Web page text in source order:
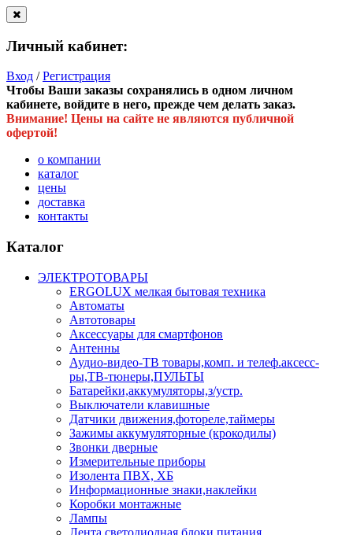
Личный кабинет:
Вход /Регистрация
Чтобы Ваши заказы сохранялись в одном личном
кабинете, войдите в него, прежде чем делать заказ.
Внимание! Цены на сайте не являются публичной
офертой!
о компании
каталог
цены
доставка
контакты
Каталог
ЭЛЕКТРОТОВАРЫ
ERGOLUX мелкая бытовая техника
Автоматы
Автотовары
Аксессуары для смартфонов
Антенны
Аудио-видео-ТВ товары,комп. и телеф.аксесс-
ры,ТВ-тюнеры,ПУЛЬТЫ
Батарейки,аккумуляторы,з/устр.
Выключатели клавишные
Датчики движения,фотореле,таймеры
Зажимы аккумуляторные (крокодилы)
Звонки дверные
Измерительные приборы
Изолента ПВХ, ХБ
Информационные знаки,наклейки
Коробки монтажные
Лампы
Лента светодиодная,блоки питания